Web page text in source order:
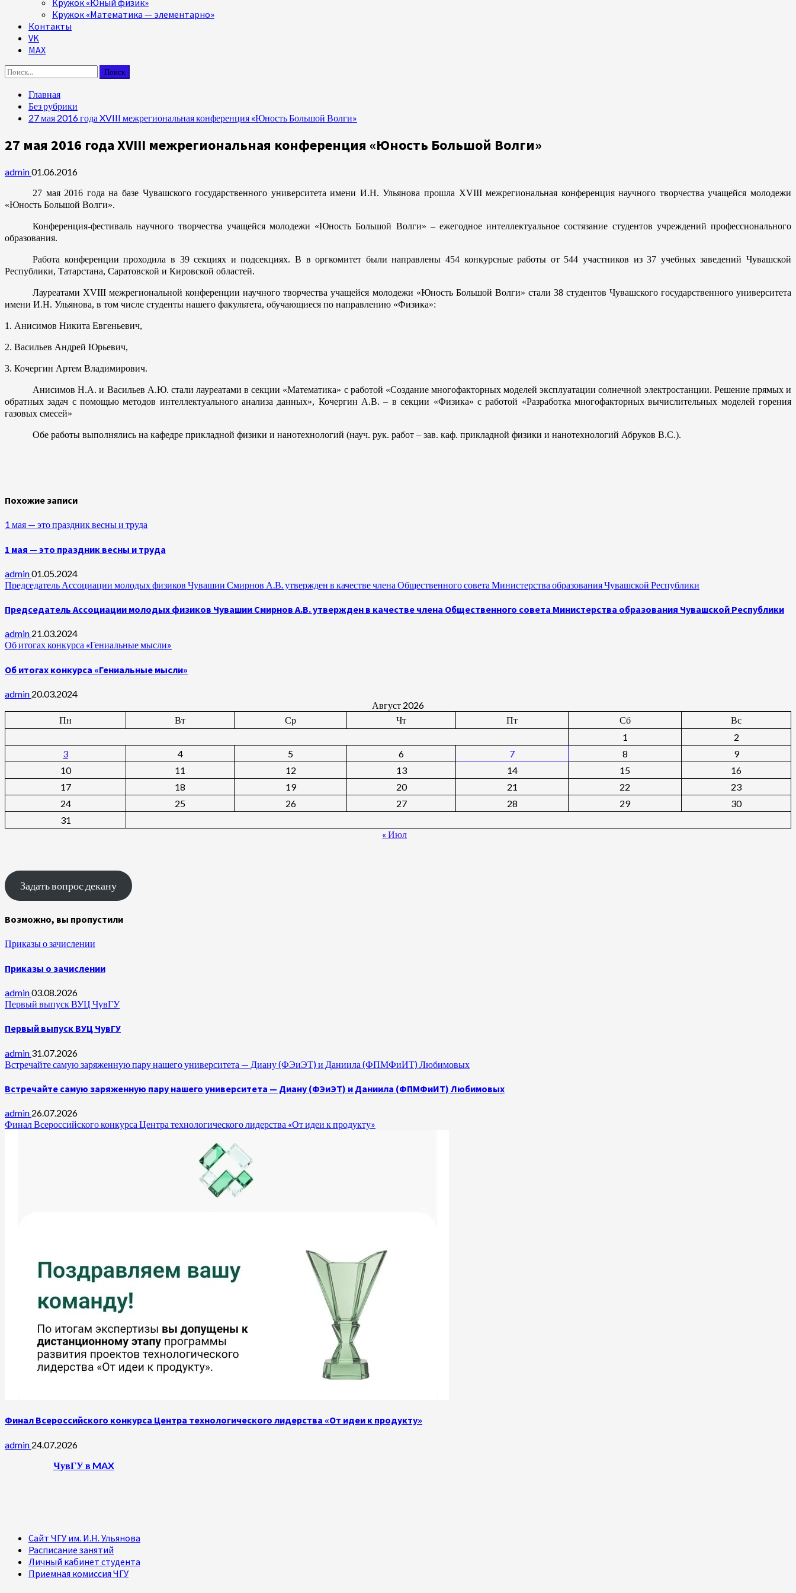
Кружок «Юный физик»
Кружок «Математика — элементарно»
Контакты
VK
MAX
Найти:
Главная
Без рубрики
27 мая 2016 года XVIII межрегиональная конференция «Юность Большой Волги»
27 мая 2016 года XVIII межрегиональная конференция «Юность Большой Волги»
admin01.06.2016
27 мая 2016 года на базе Чувашского государственного университета имени И.Н. Ульянова прошла XVIII межрегиональная конференция научного творчества учащейся молодежи
«Юность Большой Волги».
Конференция-фестиваль научного творчества учащейся молодежи «Юность Большой Волги» – ежегодное интеллектуальное состязание студентов учреждений профессионального
образования.
Работа конференции проходила в 39 секциях и подсекциях. В в оргкомитет были направлены 454 конкурсные работы от 544 участников из 37 учебных заведений Чувашской
Республики, Татарстана, Саратовской и Кировской областей.
Лауреатами XVIII межрегиональной конференции научного творчества учащейся молодежи «Юность Большой Волги» стали 38 студентов Чувашского государственного университета
имени И.Н. Ульянова, в том числе студенты нашего факультета, обучающиеся по направлению «Физика»:
1. Анисимов Никита Евгеньевич,
2. Васильев Андрей Юрьевич,
3. Кочергин Артем Владимирович.
Анисимов Н.А. и Васильев А.Ю. стали лауреатами в секции «Математика» с работой «Создание многофакторных моделей эксплуатации солнечной электростанции. Решение прямых и
обратных задач с помощью методов интеллектуального анализа данных», Кочергин А.В. – в секции «Физика» с работой «Разработка многофакторных вычислительных моделей горения
газовых смесей»
Обе работы выполнялись на кафедре прикладной физики и нанотехнологий (науч. рук. работ – зав. каф. прикладной физики и нанотехнологий Абруков В.С.).
Похожие записи
1 мая — это праздник весны и труда
1 мая — это праздник весны и труда
admin01.05.2024
Председатель Ассоциации молодых физиков Чувашии Смирнов А.В. утвержден в качестве члена Общественного совета Министерства образования Чувашской Республики
Председатель Ассоциации молодых физиков Чувашии Смирнов А.В. утвержден в качестве члена Общественного совета Министерства образования Чувашской Республики
admin 21.03.2024
Об итогах конкурса «Гениальные мысли»
Об итогах конкурса «Гениальные мысли»
admin 20.03.2024
Август 2026
Пн
Вт Ср Чт Пт Сб
Вс
1
2
3
4 5 6 7 8
9
10
11 12 13 14 15
16
17
18 19 20 21 22
23
24
25 26 27 28 29
30
31
« Июл
Задать вопрос декану
Возможно, вы пропустили
Приказы о зачислении
Приказы о зачислении
admin03.08.2026
Первый выпуск ВУЦ ЧувГУ
Первый выпуск ВУЦ ЧувГУ
admin 31.07.2026
Встречайте самую заряженную пару нашего университета — Диану (ФЭиЭТ) и Даниила (ФПМФиИТ) Любимовых
Встречайте самую заряженную пару нашего университета — Диану (ФЭиЭТ) и Даниила (ФПМФиИТ) Любимовых
admin 26.07.2026
Финал Всероссийского конкурса Центра технологического лидерства «От идеи к продукту»
Финал Всероссийского конкурса Центра технологического лидерства «От идеи к продукту»
admin 24.07.2026
ЧувГУ в MAX
Сайт ЧГУ им. И.Н. Ульянова
Расписание занятий
Личный кабинет студента
Приемная комиссия ЧГУ